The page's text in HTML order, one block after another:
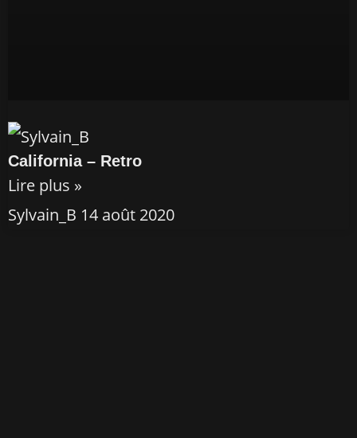
California – Retro
Lire plus »
Sylvain_B 14 août 2020